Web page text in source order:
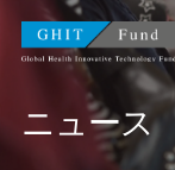
ニュース